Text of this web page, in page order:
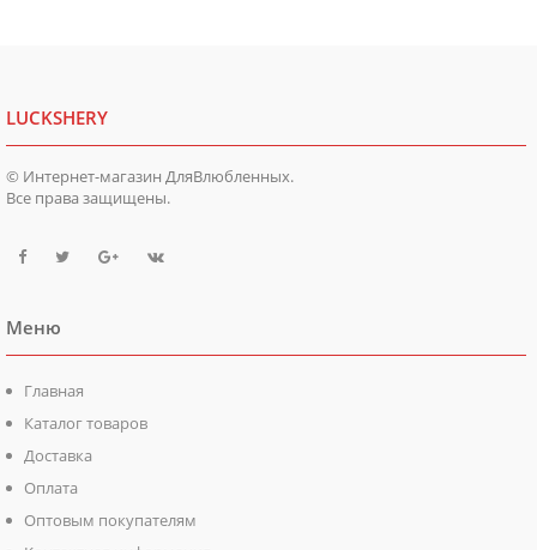
LUCKSHERY
© Интернет-магазин ДляВлюбленных.
Все права защищены.
Меню
Главная
Каталог товаров
Доставка
Оплата
Оптовым покупателям